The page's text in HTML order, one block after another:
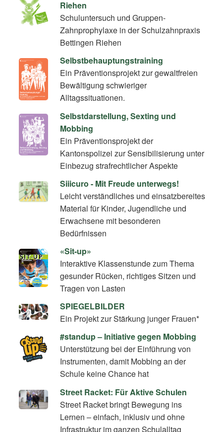
Riehen
Schuluntersuch und Gruppen-
Zahnprophylaxe in der Schulzahnpraxis
Bettingen Riehen
Selbstbehauptungstraining
Ein Präventionsprojekt zur gewaltfreien
Bewältigung schwieriger
Alltagssituationen.
Selbstdarstellung, Sexting und
Mobbing
Ein Präventionsprojekt der
Kantonspolizei zur Sensibilisierung unter
Einbezug strafrechtlicher Aspekte
Siiicuro - Mit Freude unterwegs!
Leicht verständliches und einsatzbereites
Material für Kinder, Jugendliche und
Erwachsene mit besonderen
Bedürfnissen
«Sit-up»
Interaktive Klassenstunde zum Thema
gesunder Rücken, richtiges Sitzen und
Tragen von Lasten
SPIEGELBILDER
Ein Projekt zur Stärkung junger Frauen*
#standup – Initiative gegen Mobbing
Unterstützung bei der Einführung von
Instrumenten, damit Mobbing an der
Schule keine Chance hat
Street Racket: Für Aktive Schulen
Street Racket bringt Bewegung ins
Lernen – einfach, inklusiv und ohne
Infrastruktur im ganzen Schulalltag